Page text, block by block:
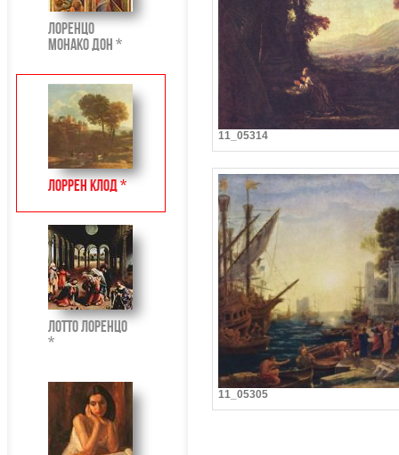
Лоренцо
Монако Дон *
Лоррен Клод *
Лотто Лоренцо
*
11_05314
11_05305